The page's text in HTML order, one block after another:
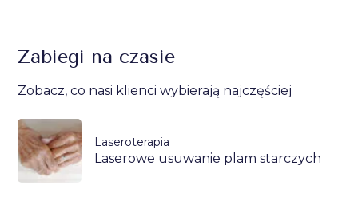
Zabiegi na czasie
Zobacz, co nasi klienci wybierają najczęściej
Laseroterapia
Laserowe usuwanie plam starczych